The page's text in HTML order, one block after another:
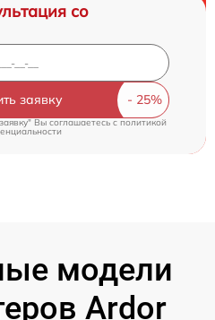
со
заявку
Вы соглашаетесь cполитикой
модели
Ardor